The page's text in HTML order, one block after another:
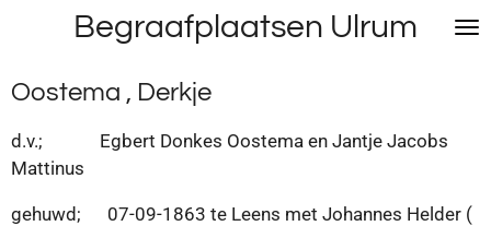
naar
de
hoofdinhoud
Begraafplaatsen Ulrum
Oostema , Derkje
d.v.; Egbert Donkes Oostema en Jantje Jacobs
Mattinus
gehuwd; 07-09-1863 te Leens met Johannes Helder (